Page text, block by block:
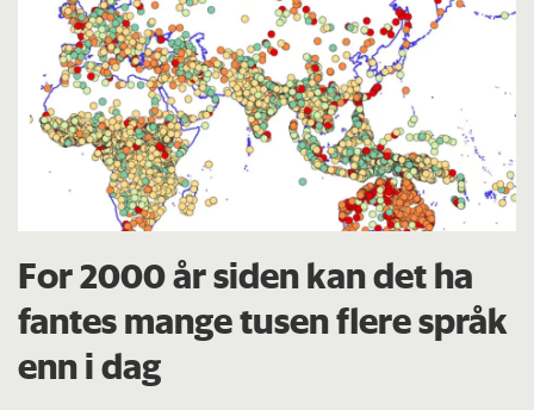
For 2000 år siden kan det ha
fantes mange tusen flere språk
enn i dag